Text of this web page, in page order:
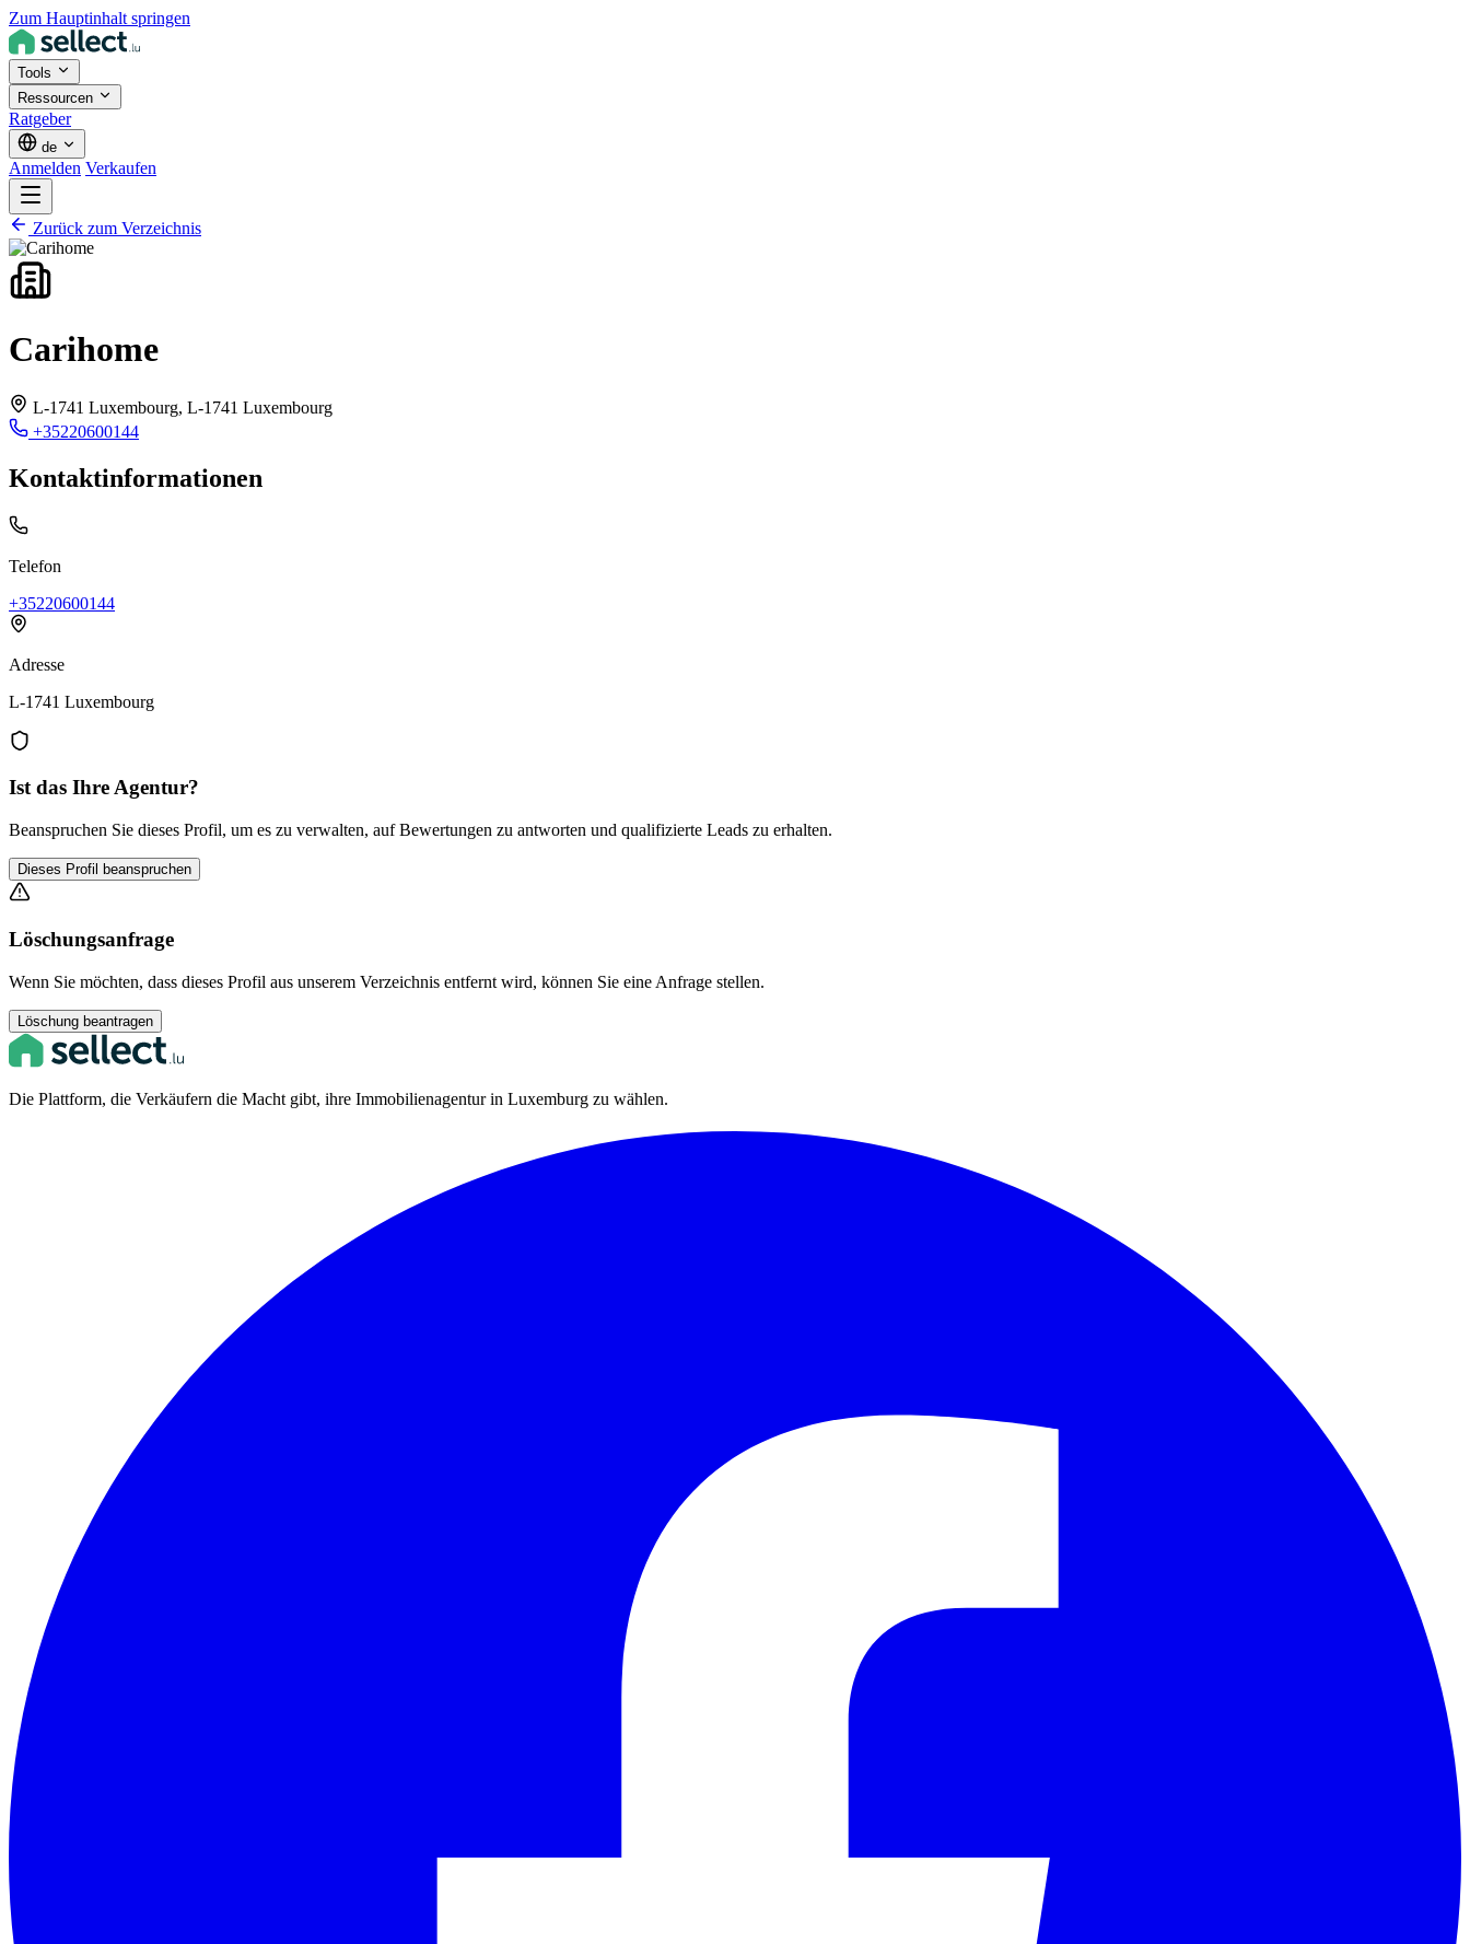
Zum Hauptinhalt springen
Tools
Ressourcen
Ratgeber
de
Anmelden Verkaufen
Zurück zum Verzeichnis
Carihome
L-1741 Luxembourg, L-1741 Luxembourg
+35220600144
Kontaktinformationen
Telefon
+35220600144
Adresse
L-1741 Luxembourg
Ist das Ihre Agentur?
Beanspruchen Sie dieses Profil, um es zu verwalten, auf Bewertungen zu antworten und qualifizierte Leads zu erhalten.
Dieses Profil beanspruchen
Löschungsanfrage
Wenn Sie möchten, dass dieses Profil aus unserem Verzeichnis entfernt wird, können Sie eine Anfrage stellen.
Löschung beantragen
Die Plattform, die Verkäufern die Macht gibt, ihre Immobilienagentur in Luxemburg zu wählen.